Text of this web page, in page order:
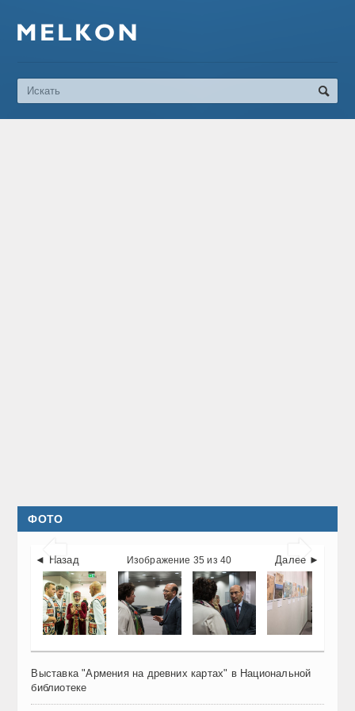
ФОТО
 
◄ Назад Далее ►
Изображение 35 из 40
Выставка "Армения на древних картах" в Национальной
библиотеке